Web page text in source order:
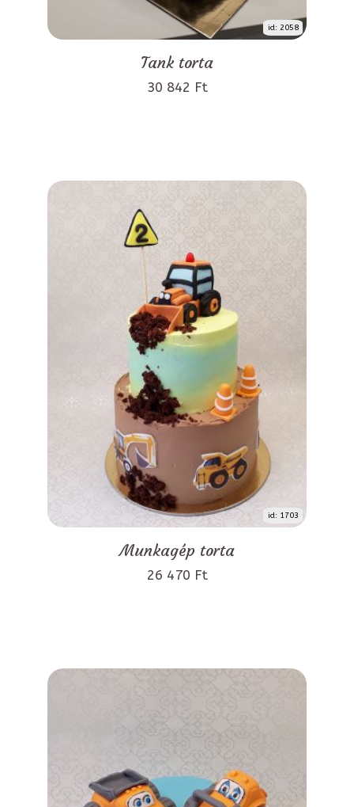
id: 2058
Tank torta
30 842 Ft
id: 1703
Munkagép torta
26 470 Ft